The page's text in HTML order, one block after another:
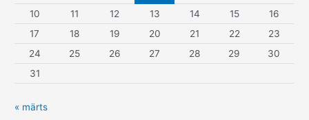
10
11 12 13 14 15
16
17
18 19 20 21 22
23
24
25 26 27 28 29
30
31
« märts